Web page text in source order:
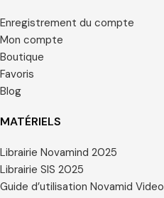
Enregistrement du compte
Mon compte
Boutique
Favoris
Blog
MATÉRIELS
Librairie Novamind 2025
Librairie SIS 2025
Guide d’utilisation Novamid Video